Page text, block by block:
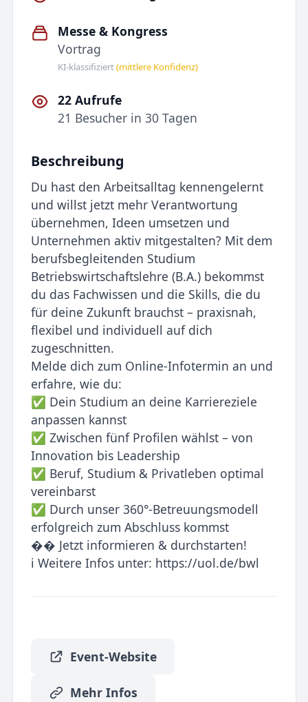
Messe & Kongress
Vortrag
KI-klassifiziert(mittlere Konfidenz)
22 Aufrufe
21 Besucher in 30 Tagen
Beschreibung
Du hast den Arbeitsalltag kennengelernt
und willst jetzt mehr Verantwortung
übernehmen, Ideen umsetzen und
Unternehmen aktiv mitgestalten? Mit dem
berufsbegleitenden Studium
Betriebswirtschaftslehre (B.A.) bekommst
du das Fachwissen und die Skills, die du
für deine Zukunft brauchst – praxisnah,
flexibel und individuell auf dich
zugeschnitten.
Melde dich zum Online-Infotermin an und
erfahre, wie du:
✅ Dein Studium an deine Karriereziele
anpassen kannst
✅ Zwischen fünf Profilen wählst – von
Innovation bis Leadership
✅ Beruf, Studium & Privatleben optimal
vereinbarst
✅ Durch unser 360°-Betreuungsmodell
erfolgreich zum Abschluss kommst
�� Jetzt informieren & durchstarten!
ℹ️ Weitere Infos unter: https://uol.de/bwl
Event-Website
Mehr Infos